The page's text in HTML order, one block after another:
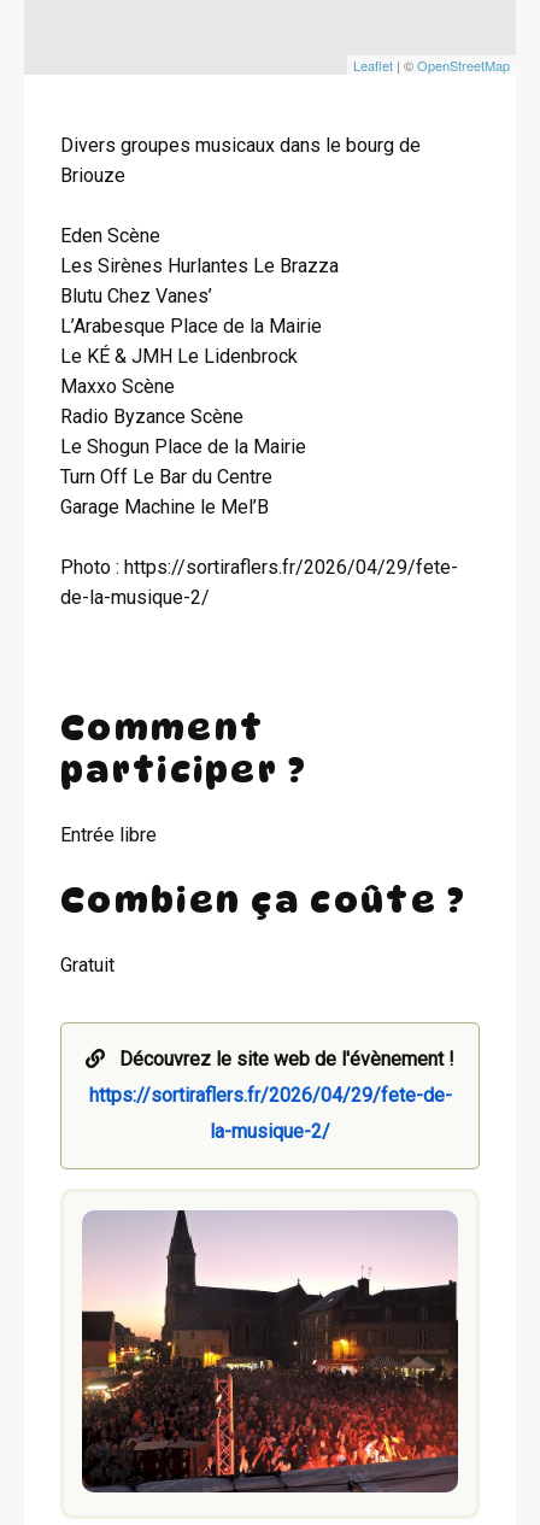
Leaflet | ©OpenStreetMap
Divers groupes musicaux dans le bourg de
Briouze
Eden Scène
Les Sirènes Hurlantes Le Brazza
Blutu Chez Vanes’
L’Arabesque Place de la Mairie
Le KÉ & JMH Le Lidenbrock
Maxxo Scène
Radio Byzance Scène
Le Shogun Place de la Mairie
Turn Off Le Bar du Centre
Garage Machine le Mel’B
Photo : https://sortiraflers.fr/2026/04/29/fete-
de-la-musique-2/
Comment
participer ?
Entrée libre
Combien ça coûte ?
Gratuit
Découvrez le site web de l'évènement !
https://sortiraflers.fr/2026/04/29/fete-de-
la-musique-2/